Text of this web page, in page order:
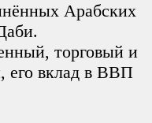
Арабских
торговый и
его вклад в ВВП